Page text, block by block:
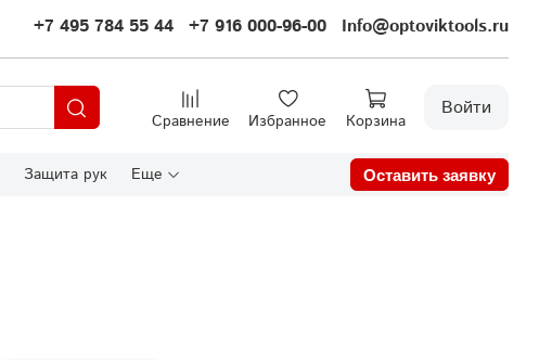
+7 495 784 55 44 +7 916 000-96-00 Info@optoviktools.ru
Сравнение Избранное Корзина
Войти
Защита рук Еще Оставить заявку